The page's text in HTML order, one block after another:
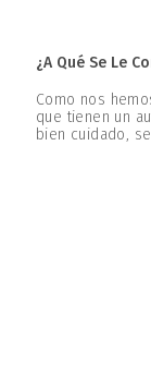
¿A Qué Se Le
Como nos
que tienen un
bien cuidado,